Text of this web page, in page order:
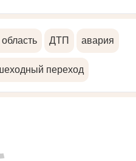
ДТП авария
переход